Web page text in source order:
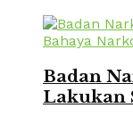
Badan
Lakukan